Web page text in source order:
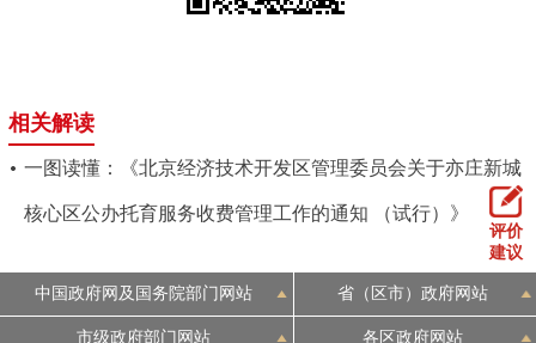
相关解读
一图读懂：《北京经济技术开发区管理委员会关于亦庄新城
核心区公办托育服务收费管理工作的通知 （试行）》
评价
建议
中国政府网及国务院部门网站 省（区市）政府网站
市级政府部门网站 各区政府网站